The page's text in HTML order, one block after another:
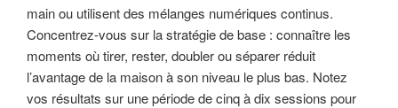
main ou utilisent des mélanges numériques continus.
Concentrez-vous sur la stratégie de base : connaître les
moments où tirer, rester, doubler ou séparer réduit
l’avantage de la maison à son niveau le plus bas. Notez
vos résultats sur une période de cinq à dix sessions pour